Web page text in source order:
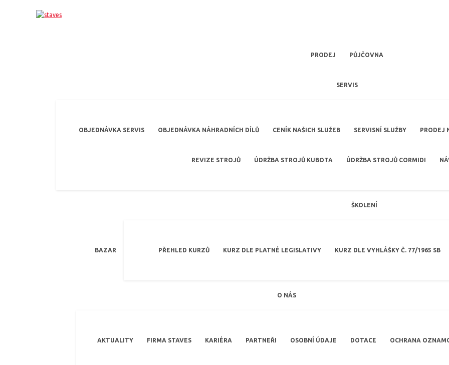
PRODEJ PŮJČOVNA
SERVIS
OBJEDNÁVKA SERVIS OBJEDNÁVKA NÁHRADNÍCH DÍLŮ CENÍK NAŠICH SLUŽEB SERVISNÍ SLUŽBY PRODEJ
REVIZE STROJŮ ÚDRŽBA STROJŮ KUBOTA ÚDRŽBA STROJŮ CORMIDI
BAZAR
ŠKOLENÍ
PŘEHLED KURZŮ KURZ DLE PLATNÉ LEGISLATIVY KURZ DLE VYHLÁŠKY Č. 77/1965 SB
O NÁS
AKTUALITY FIRMA STAVES KARIÉRA PARTNEŘI OSOBNÍ ÚDAJE DOTACE OCHRANA